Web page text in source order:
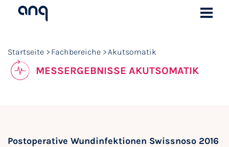
Startseite Fachbereiche Akutsomatik
MESSERGEBNISSE AKUTSOMATIK
Postoperative Wundinfektionen Swissnoso 2016